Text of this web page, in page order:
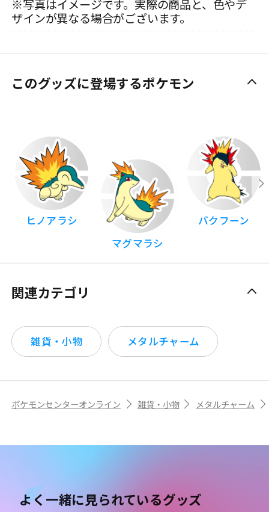
※写真はイメージです。実際の商品と、色やデ
ザインが異なる場合がございます。
このグッズに登場するポケモン
ヒノアラシ
マグマラシ
バクフーン
関連カテゴリ
雑貨・小物 メタルチャーム
ポケモンセンターオンライン 雑貨・小物 メタルチャーム
よく一緒に見られているグッズ